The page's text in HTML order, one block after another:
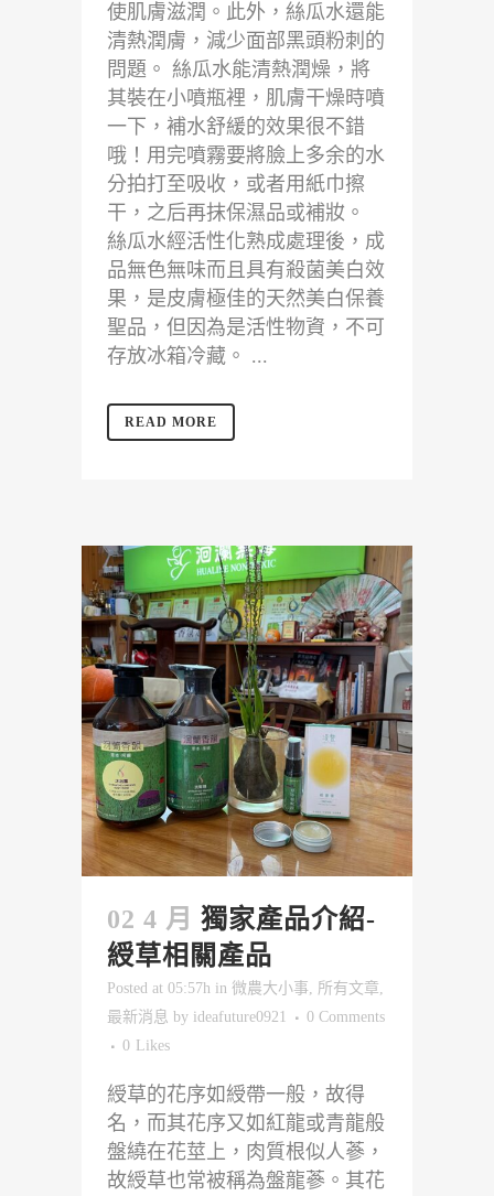
使肌膚滋潤。此外，絲瓜水還能
清熱潤膚，減少面部黑頭粉刺的
問題。 絲瓜水能清熱潤燥，將
其裝在小噴瓶裡，肌膚干燥時噴
一下，補水舒緩的效果很不錯
哦！用完噴霧要將臉上多余的水
分拍打至吸收，或者用紙巾擦
干，之后再抹保濕品或補妝。
絲瓜水經活性化熟成處理後，成
品無色無味而且具有殺菌美白效
果，是皮膚極佳的天然美白保養
聖品，但因為是活性物資，不可
存放冰箱冷藏。 ...
READ MORE
02 4 月 獨家產品介紹-
綬草相關產品
Posted at 05:57h in 微農大小事, 所有文章,
最新消息 by ideafuture0921
0 Comments
0 Likes
綬草的花序如綬帶一般，故得
名，而其花序又如紅龍或青龍般
盤繞在花莖上，肉質根似人蔘，
故綬草也常被稱為盤龍蔘。其花